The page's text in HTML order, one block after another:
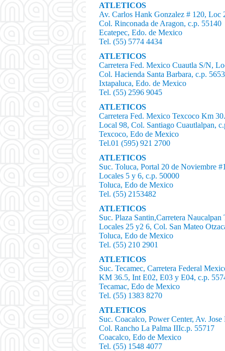
ATLETICOS
Av. Carlos Hank Gonzalez # 120, Loc
Col. Rinconada de Aragon, c.p. 55140
Ecatepec, Edo. de Mexico
Tel. (55) 5774 4434
ATLETICOS
Carretera Fed. Mexico Cuautla S/N,
Col. Hacienda Santa Barbara, c.p.
Ixtapaluca, Edo. de Mexico
Tel. (55) 2596 9045
ATLETICOS
Carretera Fed. Mexico Texcoco Km
Local 98, Col. Santiago Cuautlalpan,
Texcoco, Edo de Mexico
Tel.01 (595) 921 2700
ATLETICOS
Suc. Toluca, Portal 20 de Noviembre
Locales 5 y 6, c.p. 50000
Toluca, Edo de Mexico
Tel. (55) 2153482
ATLETICOS
Suc. Plaza Santin,Carretera Naucalpan
Locales 25 y2 6, Col. San Mateo
Toluca, Edo de Mexico
Tel. (55) 210 2901
ATLETICOS
Suc. Tecamec, Carretera Federal
KM 36.5, Int E02, E03 y E04, c.p.
Tecamac, Edo de Mexico
Tel. (55) 1383 8270
ATLETICOS
Suc. Coacalco, Power Center, Av.
Col. Rancho La Palma IIIc.p. 55717
Coacalco, Edo de Mexico
Tel. (55) 1548 4077